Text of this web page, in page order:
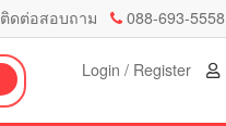
ติดต่อสอบถาม 088-693-5558
Login / Register